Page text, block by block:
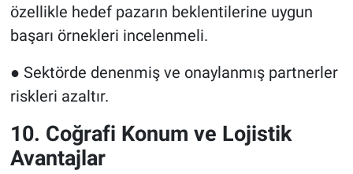
özellikle hedef pazarın beklentilerine uygun
başarı örnekleri incelenmeli.
● Sektörde denenmiş ve onaylanmış partnerler
riskleri azaltır.
10. Coğrafi Konum ve Lojistik
Avantajlar